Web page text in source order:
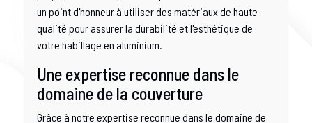
un point d'honneur à utiliser des matériaux de haute
qualité pour assurer la durabilité et l'esthétique de
votre habillage en aluminium.
Une expertise reconnue dans le
domaine de la couverture
Grâce à notre expertise reconnue dans le domaine de